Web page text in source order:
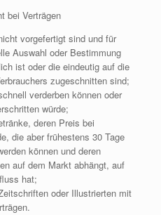
bei Verträgen
vorgefertigt sind und für
Auswahl oder Bestimmung
ist oder die eindeutig auf die
zugeschnitten sind;
verderben können oder
würde;
deren Preis bei
die aber frühestens 30 Tage
können und deren
auf dem Markt abhängt, auf
hat;
oder Illustrierten mit